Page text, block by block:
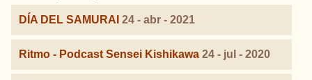
DÍA DEL SAMURAI 24 - abr - 2021
Ritmo - Podcast Sensei Kishikawa 24 - jul - 2020